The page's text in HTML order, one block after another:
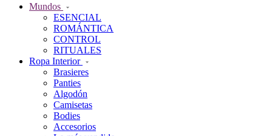
Mundos
ESENCIAL
ROMÁNTICA
CONTROL
RITUALES
Ropa Interior
Brasieres
Panties
Algodón
Camisetas
Bodies
Accesorios